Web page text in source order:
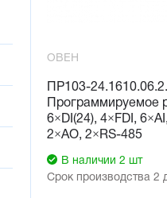
ОВЕН
ПР103-
Программируемое
6×DI(24), 4×FDI,
2×AO, 2×RS-485
В наличии 2 шт
Срок производства 2